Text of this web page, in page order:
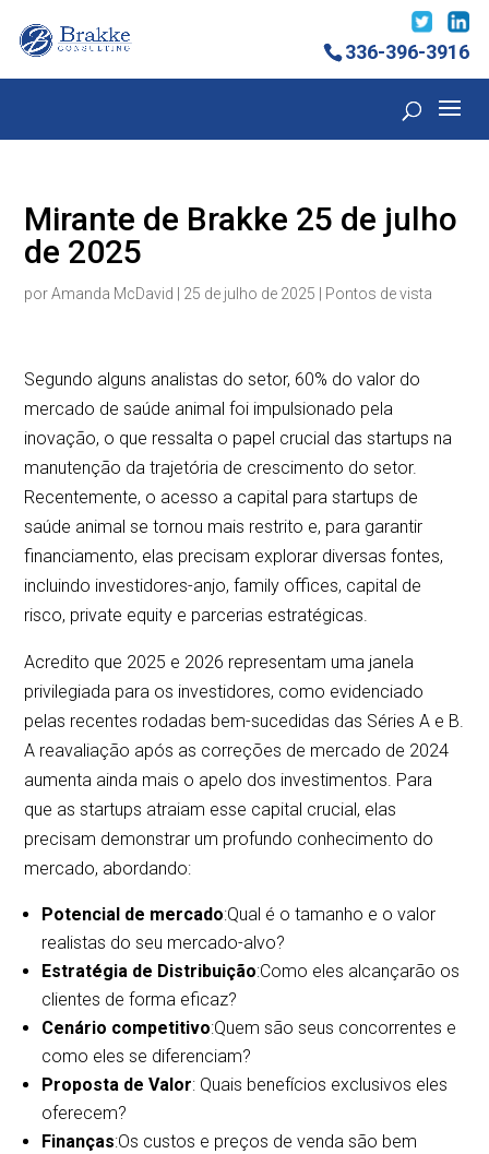
336-396-3916
Mirante de Brakke 25 de julho
de 2025
porAmanda McDavid 25 de julho de 2025 Pontos de vista
Segundo alguns analistas do setor, 60% do valor do
mercado de saúde animal foi impulsionado pela
inovação, o que ressalta o papel crucial das startups na
manutenção da trajetória de crescimento do setor.
Recentemente, o acesso a capital para startups de
saúde animal se tornou mais restrito e, para garantir
financiamento, elas precisam explorar diversas fontes,
incluindo investidores-anjo, family offices, capital de
risco, private equity e parcerias estratégicas.
Acredito que 2025 e 2026 representam uma janela
privilegiada para os investidores, como evidenciado
pelas recentes rodadas bem-sucedidas das Séries A e B.
A reavaliação após as correções de mercado de 2024
aumenta ainda mais o apelo dos investimentos. Para
que as startups atraiam esse capital crucial, elas
precisam demonstrar um profundo conhecimento do
mercado, abordando:
Potencial de mercado:Qual é o tamanho e o valor
realistas do seu mercado-alvo?
Estratégia de Distribuição:Como eles alcançarão os
clientes de forma eficaz?
Cenário competitivo:Quem são seus concorrentes e
como eles se diferenciam?
Proposta de Valor: Quais benefícios exclusivos eles
oferecem?
Finanças:Os custos e preços de venda são bem